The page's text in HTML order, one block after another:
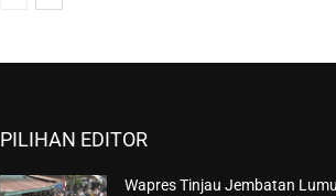
PILIHAN EDITOR
Wapres Tinjau Jembatan